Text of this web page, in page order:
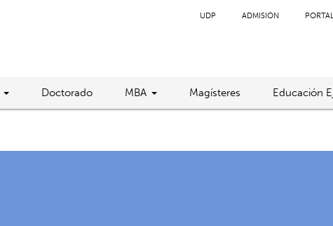
UDP ADMISIÓN
Doctorado MBA Magísteres Educación